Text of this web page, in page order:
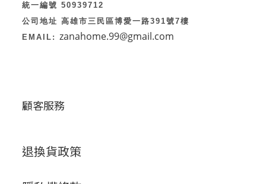
統一編號 50939712
公司地址 高雄市三民區博愛一路391號7樓
EMAIL: zanahome.99@gmail.com
顧客服務
退換貨政策